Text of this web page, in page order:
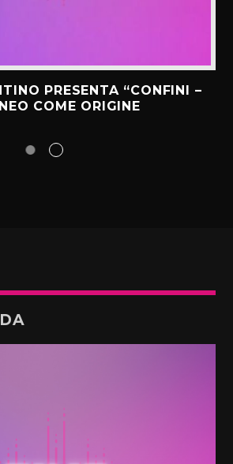
PRESENTA “CONFINI –
COME ORIGINE